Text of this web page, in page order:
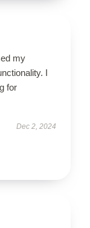
my
I
for
Dec 2, 2024